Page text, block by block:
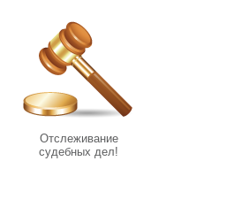
Отслеживание
судебных дел!